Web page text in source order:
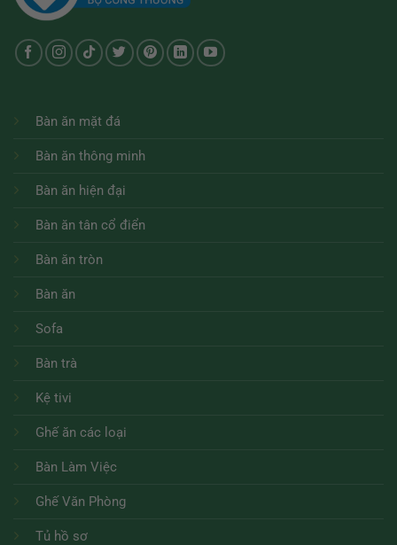
Bàn ăn mặt đá
Bàn ăn thông minh
Bàn ăn hiện đại
Bàn ăn tân cổ điển
Bàn ăn tròn
Bàn ăn
Sofa
Bàn trà
Kệ tivi
Ghế ăn các loại
Bàn Làm Việc
Ghế Văn Phòng
Tủ hồ sơ